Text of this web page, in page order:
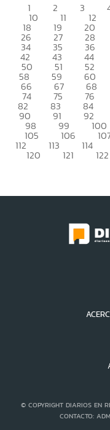
1 2 3
10 11 12
18 19 20
26 27 28
34 35 36
42 43 44
50 51 52
58 59 60
66 67 68
74 75 76
82 83 84
90 91 92
98 99 100
105 106
112 113 114
120 121 122
© COPYRIGHT DIARIOS EN
CONTACTO: